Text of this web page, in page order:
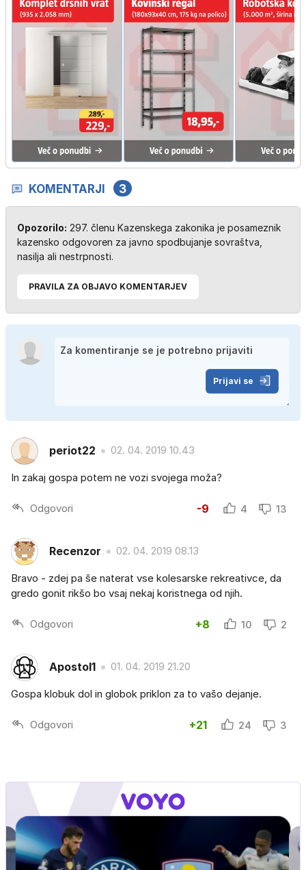
KOMENTARJI 3
Opozorilo: 297. členu Kazenskega zakonika je posameznik
kazensko odgovoren za javno spodbujanje sovraštva,
nasilja ali nestrpnosti.
PRAVILA ZA OBJAVO KOMENTARJEV
Prijavi se
periot22 02. 04. 2019 10.43
In zakaj gospa potem ne vozi svojega moža?
Odgovori -9 4 13
Recenzor 02. 04. 2019 08.13
Bravo - zdej pa še naterat vse kolesarske rekreativce, da
gredo gonit rikšo bo vsaj nekaj koristnega od njih.
Odgovori +8 10 2
Apostol1 01. 04. 2019 21.20
Gospa klobuk dol in globok priklon za to vašo dejanje.
Odgovori +21 24 3